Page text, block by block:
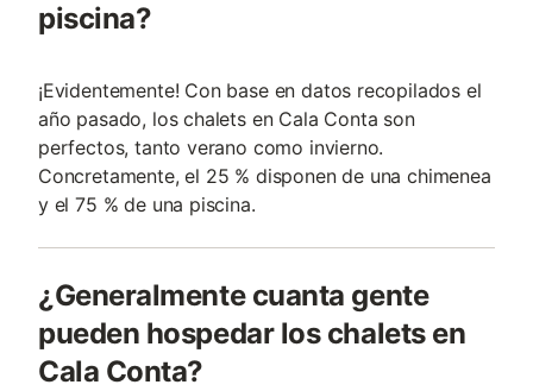
piscina?
¡Evidentemente! Con base en datos recopilados el
año pasado, los chalets en Cala Conta son
perfectos, tanto verano como invierno.
Concretamente, el 25 % disponen de una chimenea
y el 75 % de una piscina.
¿Generalmente cuanta gente
pueden hospedar los chalets en
Cala Conta?